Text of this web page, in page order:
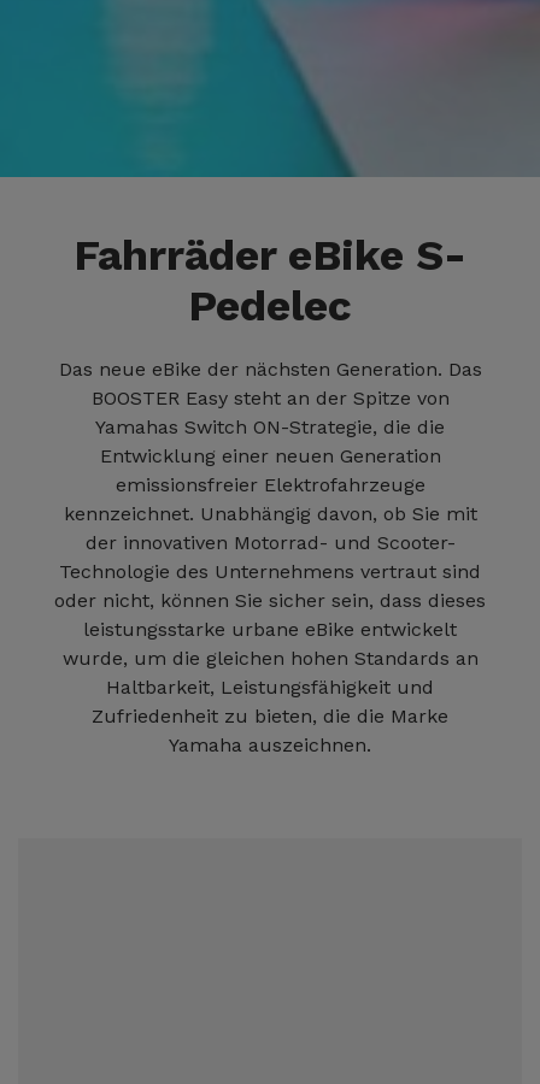
Fahrräder eBike S-
Pedelec
Das neue eBike der nächsten Generation. Das
BOOSTER Easy steht an der Spitze von
Yamahas Switch ON-Strategie, die die
Entwicklung einer neuen Generation
emissionsfreier Elektrofahrzeuge
kennzeichnet. Unabhängig davon, ob Sie mit
der innovativen Motorrad- und Scooter-
Technologie des Unternehmens vertraut sind
oder nicht, können Sie sicher sein, dass dieses
leistungsstarke urbane eBike entwickelt
wurde, um die gleichen hohen Standards an
Haltbarkeit, Leistungsfähigkeit und
Zufriedenheit zu bieten, die die Marke
Yamaha auszeichnen.